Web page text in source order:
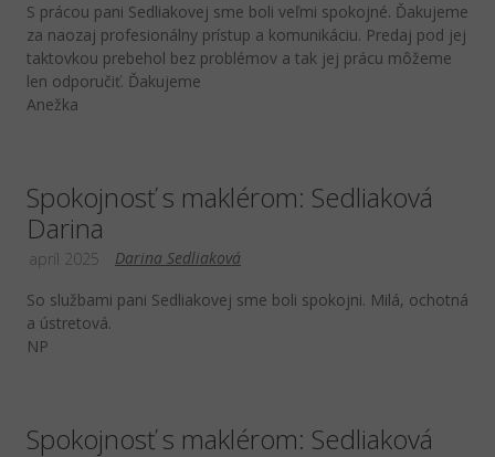
S prácou pani Sedliakovej sme boli veľmi spokojné. Ďakujeme
za naozaj profesionálny prístup a komunikáciu. Predaj pod jej
taktovkou prebehol bez problémov a tak jej prácu môžeme
len odporučiť. Ďakujeme
Anežka
Spokojnosť s maklérom: Sedliaková
Darina
Darina Sedliaková
apríl 2025
So službami pani Sedliakovej sme boli spokojni. Milá, ochotná
a ústretová.
NP
Spokojnosť s maklérom: Sedliaková